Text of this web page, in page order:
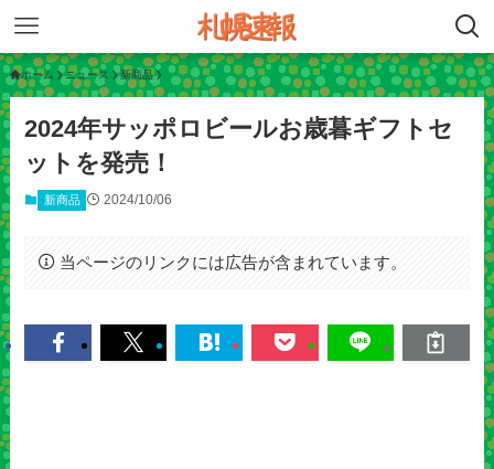
ホーム ニュース 新商品
2024年サッポロビールお歳暮ギフトセ
ットを発売！
新商品 2024/10/06
当ページのリンクには広告が含まれています。